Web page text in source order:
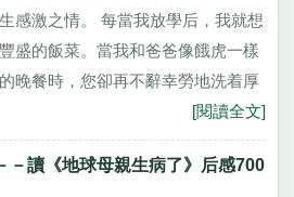
感激之情。 每當我放學后，我就想
盛的飯菜。當我和爸爸像餓虎一樣
晚餐時，您卻再不辭幸勞地洗着厚
[閱讀全文]
－讀《地球母親生病了》后感700